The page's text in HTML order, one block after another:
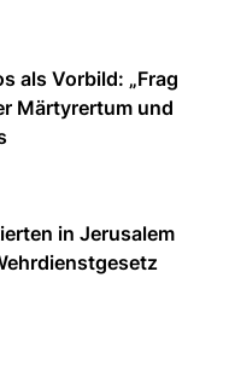
als Vorbild: „Frag
Märtyrertum und
in Jerusalem